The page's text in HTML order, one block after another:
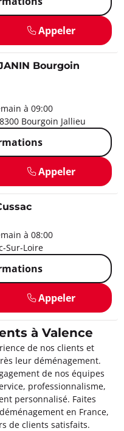
Appeler
Bourgoin
à 09:00
Bourgoin Jallieu
Appeler
à 08:00
Sur-Loire
Appeler
à Valence
de nos clients et
leur déménagement.
de nos équipes
professionnalisme,
personnalisé. Faites
en France,
de clients satisfaits.